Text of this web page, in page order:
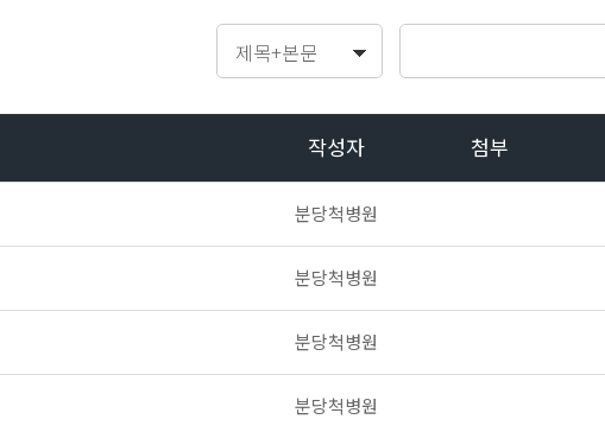
작성자 첨부
분당척병원
분당척병원
분당척병원
분당척병원